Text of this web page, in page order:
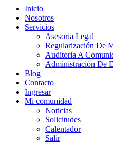
Inicio
Nosotros
Servicios
Asesoria Legal
Regularización De
Auditoria A
Administración De
Blog
Contacto
Ingresar
Mi comunidad
Noticias
Solicitudes
Calentador
Salir